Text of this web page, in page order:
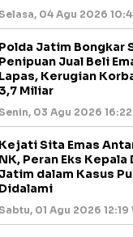
04 Agu 2026
Polda Jatim Bongkar
Penipuan Jual Beli
Lapas, Kerugian
3,7 Miliar
03 Agu 2026 16:22
Kejati Sita Emas
NK, Peran Eks Kepala
Jatim dalam Kasus
Didalami
01 Agu 2026 12:19